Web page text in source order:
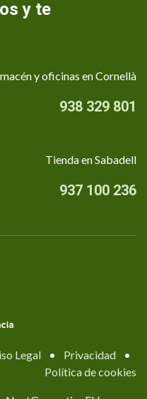
y te
y oficinas en Cornellà
938 329 801
Tienda en Sabadell
937 100 236
Legal • Privacidad
•
Política de cookies